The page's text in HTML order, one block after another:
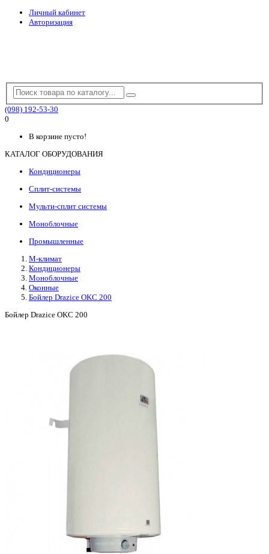
Личный кабинет
Авторизация
(098) 192-53-30
0
В корзине пусто!
КАТАЛОГ ОБОРУДОВАНИЯ
Кондиционеры
Сплит-системы
Мульти-сплит системы
Моноблочные
Промышленные
М-климат
Кондиционеры
Моноблочные
Оконные
Бойлер Drazice OKC 200
Бойлер Drazice OKC 200